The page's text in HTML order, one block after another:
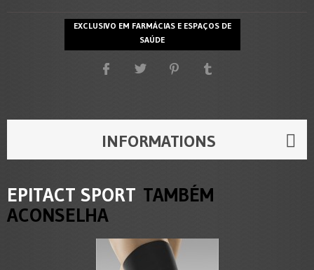
EXCLUSIVO EM FARMÁCIAS E ESPAÇOS DE
SAÚDE
INFORMATIONS
EPITACT SPORT TAMBÉM
ACONSELHA